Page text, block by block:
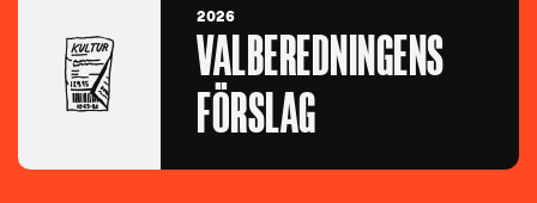
2026
VALBEREDNINGENS
FÖRSLAG